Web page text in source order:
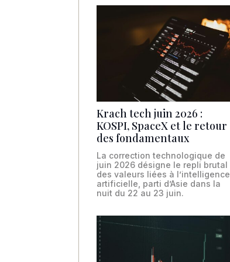
Krach tech juin 2026 :
KOSPI, SpaceX et le retour
des fondamentaux
La correction technologique de
juin 2026 désigne le repli brutal
des valeurs liées à l’intelligence
artificielle, parti d’Asie dans la
nuit du 22 au 23 juin.